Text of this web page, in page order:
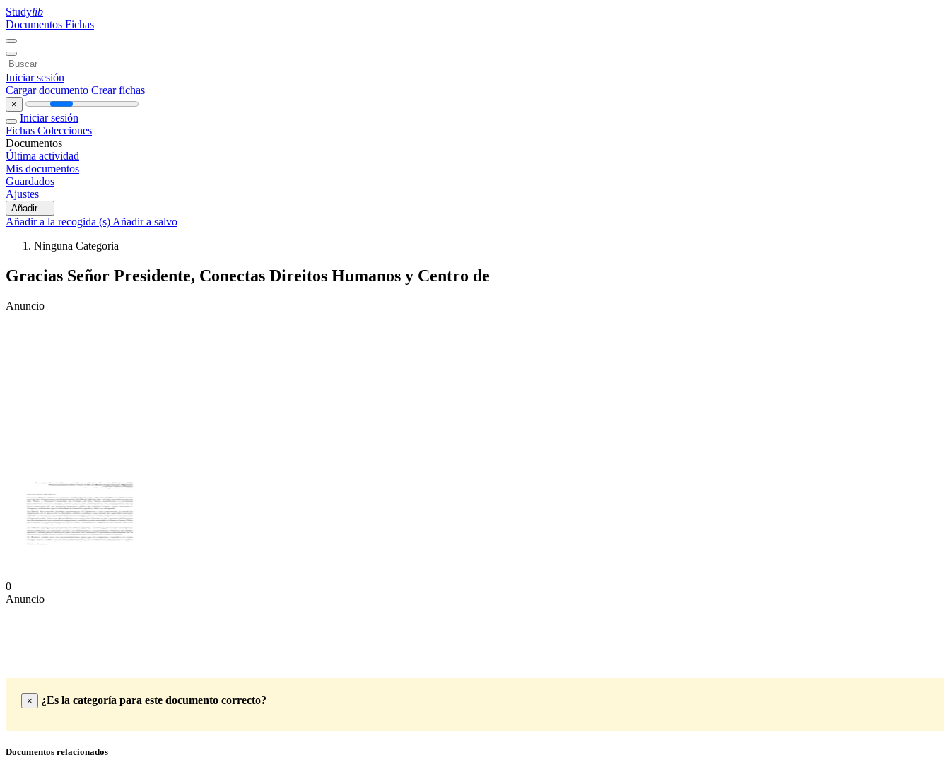
Studylib
Documentos Fichas
Iniciar sesión
Cargar documento Crear fichas
×
Iniciar sesión
Fichas Colecciones
Documentos
Última actividad
Mis documentos
Guardados
Ajustes
Añadir ...
Añadir a la recogida (s) Añadir a salvo
Ninguna Categoria
Gracias Señor Presidente, Conectas Direitos Humanos y Centro de
Anuncio
0
Anuncio
× ¿Es la categoría para este documento correcto?
Documentos relacionados